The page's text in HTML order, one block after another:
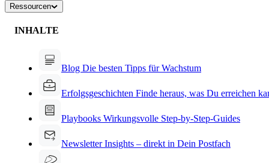
Ressourcen
INHALTE
Blog Die besten Tipps für Wachstum
Erfolgsgeschichten Finde heraus, was Du erreichen
Playbooks Wirkungsvolle Step-by-Step-Guides
NewsletterInsights – direkt in Dein Postfach